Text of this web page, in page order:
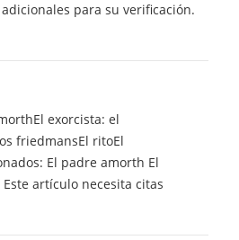
para su verificación.
exorcista: el
friedmansEl ritoEl
El padre amorth El
artículo necesita citas